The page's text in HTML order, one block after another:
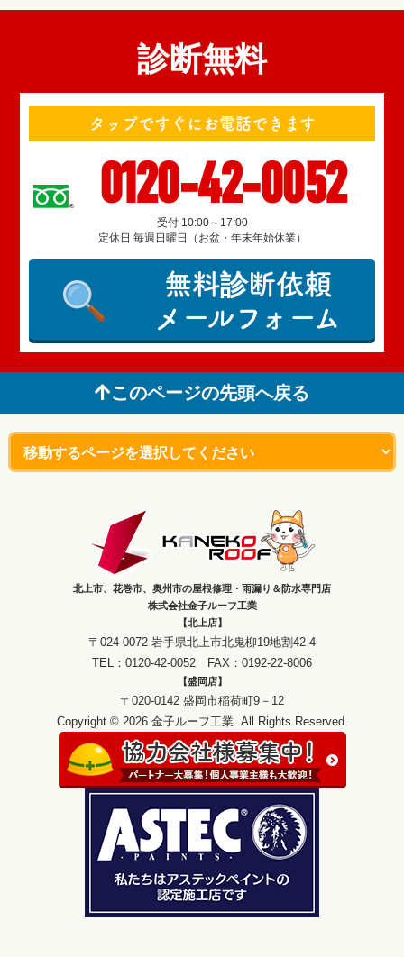
診断無料
タップですぐにお電話できます
0120-42-0052
受付 10:00～17:00
定休日 毎週日曜日（お盆・年末年始休業）
無料診断依頼
メールフォーム
このページの先頭へ戻る
北上市、花巻市、奥州市の屋根修理・雨漏り＆防水専門店
株式会社金子ルーフ工業
【北上店】
〒024-0072 岩手県北上市北鬼柳19地割42-4
TEL：0120-42-0052 FAX：0192-22-8006
【盛岡店】
〒020-0142 盛岡市稲荷町9－12
Copyright © 2026 金子ルーフ工業. All Rights Reserved.